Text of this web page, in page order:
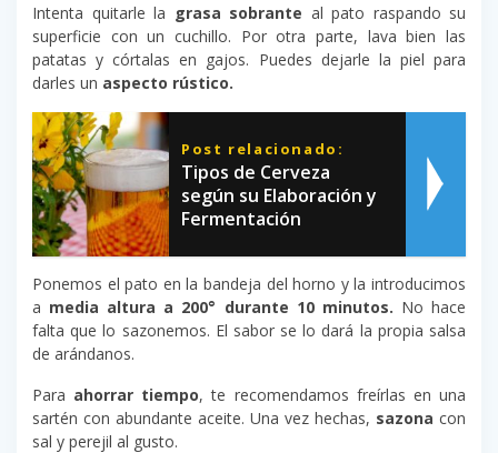
Intenta quitarle la grasa sobrante al pato raspando su
superficie con un cuchillo. Por otra parte, lava bien las
patatas y córtalas en gajos. Puedes dejarle la piel para
darles un aspecto rústico.
Post relacionado:
Tipos de Cerveza
según su Elaboración y
Fermentación
Ponemos el pato en la bandeja del horno y la introducimos
a media altura a 200° durante 10 minutos. No hace
falta que lo sazonemos. El sabor se lo dará la propia salsa
de arándanos.
Para ahorrar tiempo, te recomendamos freírlas en una
sartén con abundante aceite. Una vez hechas, sazona con
sal y perejil al gusto.